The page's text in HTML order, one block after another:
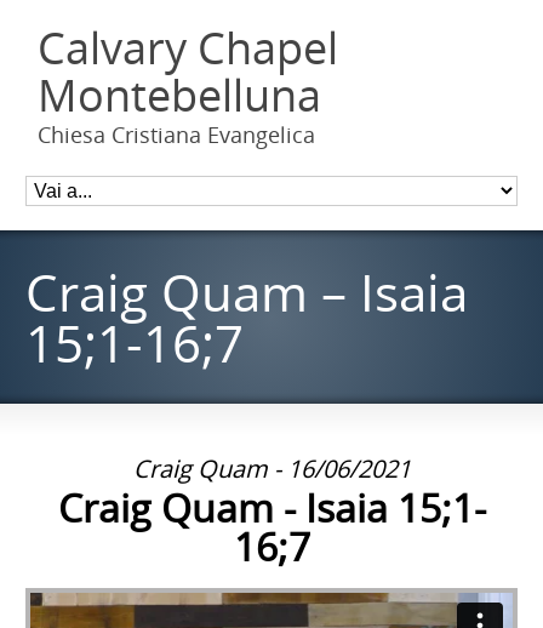
Calvary Chapel
Montebelluna
Chiesa Cristiana Evangelica
Craig Quam – Isaia
15;1-16;7
Craig Quam - 16/06/2021
Craig Quam - Isaia 15;1-
16;7